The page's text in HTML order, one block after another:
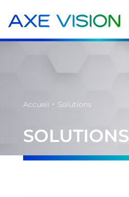
Accueil • Solutions
SOLUTIONS